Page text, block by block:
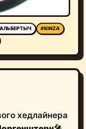
АЛЬБЕРТЫЧ
#KINZA
хедлайнера
🎤